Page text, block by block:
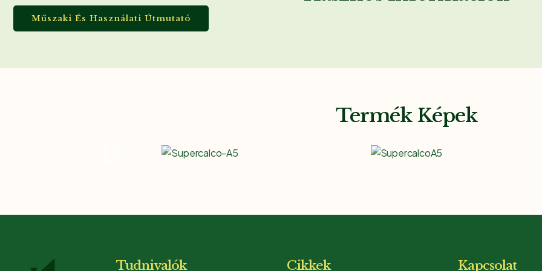
miatt
használják még belsző természetes mészfestékként. Tört fehér színt kapunk. 16 liter vízhez 6
Biztonsági adatlap
Műszaki És Használati Útmutató
Termék Képek
Tudnivalók Cikkek Kapcsolat